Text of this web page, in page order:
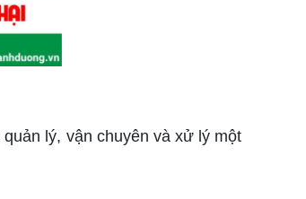
lý, vận chuyên và xử lý một